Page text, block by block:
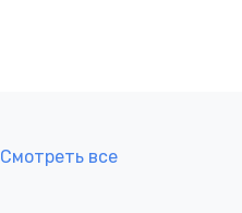
Смотреть все